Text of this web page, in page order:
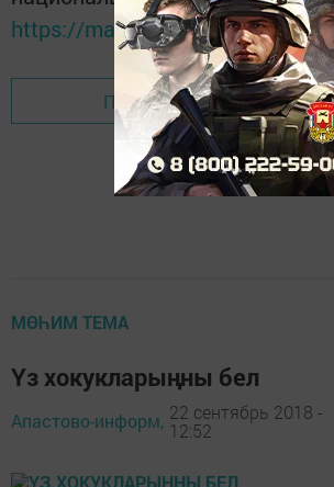
https://max.ru/tatmedia
Перейти на страницу
МӨҺИМ ТЕМА
Үз хокукларыңны бел
Апастово-информ, 22 сентябрь 2018 -
12:52